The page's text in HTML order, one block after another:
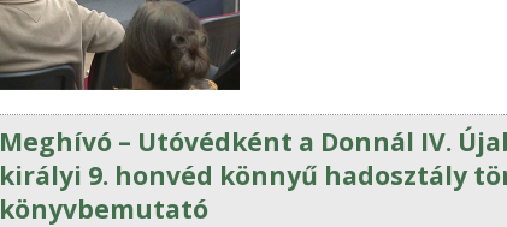
Meghívó – Utóvédként a Donnál IV.
királyi 9. honvéd könnyű hadosztály
könyvbemutató